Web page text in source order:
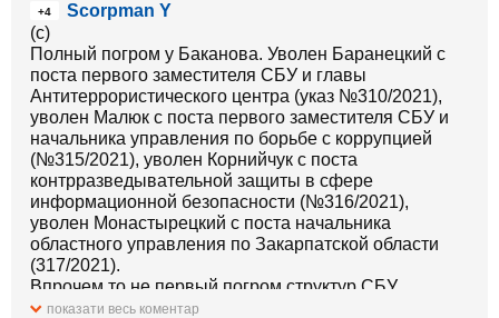
+4
Scorpman Y
(c)
Полный погром у Баканова. Уволен Баранецкий с
поста первого заместителя СБУ и главы
Антитеррористического центра (указ №310/2021),
уволен Малюк с поста первого заместителя СБУ и
начальника управления по борьбе с коррупцией
(№315/2021), уволен Корнийчук с поста
контрразведывательной защиты в сфере
информационной безопасности (№316/2021),
уволен Монастырецкий с поста начальника
областного управления по Закарпатской области
(317/2021).
Впрочем то не первый погром структур СБУ,
который учиняет Зеленский.
показати весь коментар